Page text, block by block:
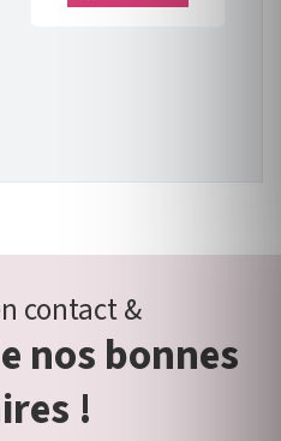
contact &
nos bonnes
!